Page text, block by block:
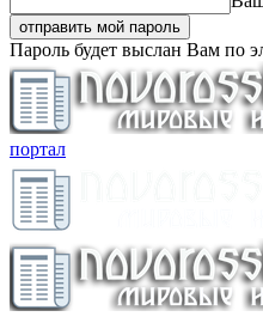
Пароль будет выслан Вам по
портал